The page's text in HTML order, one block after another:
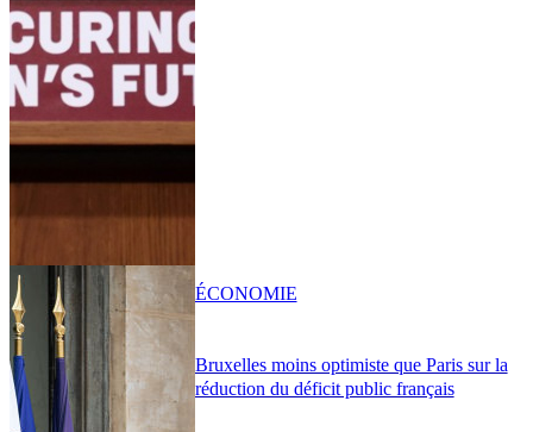
Bruxelles moins optimiste que Paris sur la
réduction du déficit public français
ÉCONOMIE